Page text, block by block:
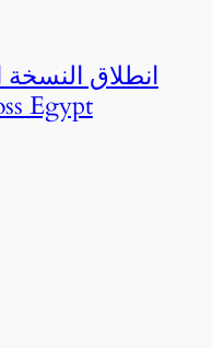
انطلاق